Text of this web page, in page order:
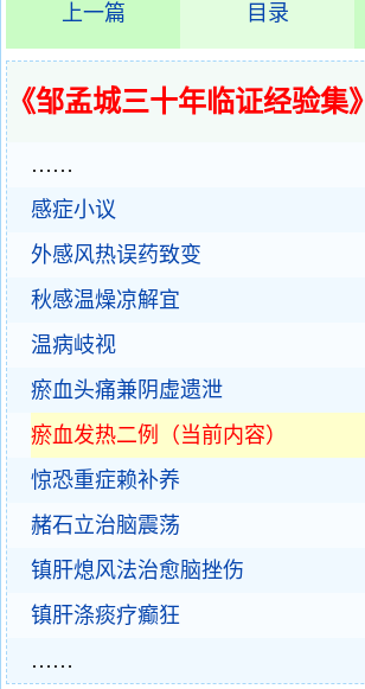
上一篇 目录
《邹孟城三十年临证经验集》
……
感症小议
外感风热误药致变
秋感温燥凉解宜
温病岐视
瘀血头痛兼阴虚遗泄
瘀血发热二例（当前内容）
惊恐重症赖补养
赭石立治脑震荡
镇肝熄风法治愈脑挫伤
镇肝涤痰疗癫狂
……